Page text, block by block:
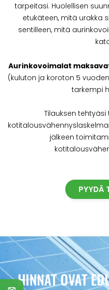
tarpeitasi. Huolellisen
etukäteen, mitä urakka
sentilleen, mitä
Aurinkovoimalat
(kuluton ja koroton 5
tarkempi
Tilauksen
jälkeen
PYYDÄ
HINNAT OVAT